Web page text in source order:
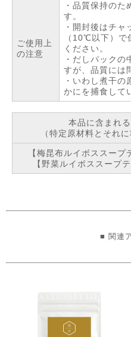
ご使用上
の注意
・品質保持のた
す。
・開封後はチ
（10℃以下）で
ください。
・だしパックの
すが、品質には
・いわし煮干
かにを捕食して
本品に含まれ
（特定原材料とそれ
【梅昆布ルイボススー
【野菜ルイボススープ
■ 関連